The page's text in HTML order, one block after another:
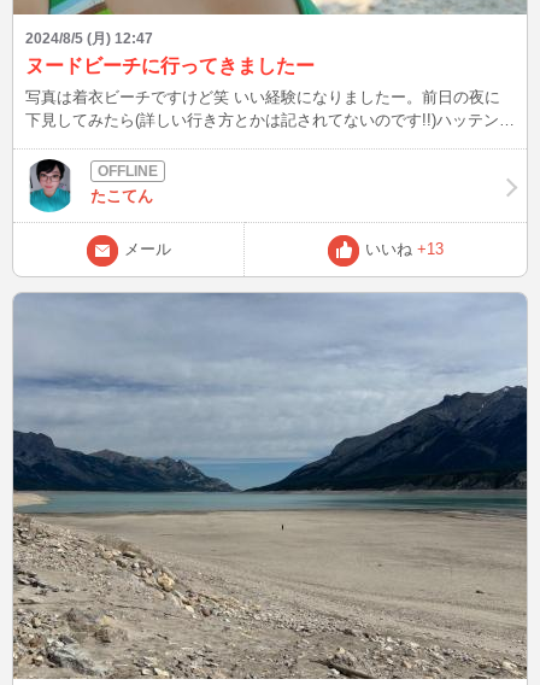
2024/8/5 (月) 12:47
ヌードビーチに行ってきましたー
写真は着衣ビーチですけど笑 いい経験になりましたー。前日の夜に
下見してみたら(詳しい行き方とかは記されてないのです!!)ハッテン場
早朝から行ってきましたー貸し切りー!!湖の透明度を見てほしいけど
尻が出てしまってて載せられません笑 今週は日本のお祭りイベント
でバイトです!! 金曜の夜はチャット来ますー それではまた
たこてん
メール いいね +13